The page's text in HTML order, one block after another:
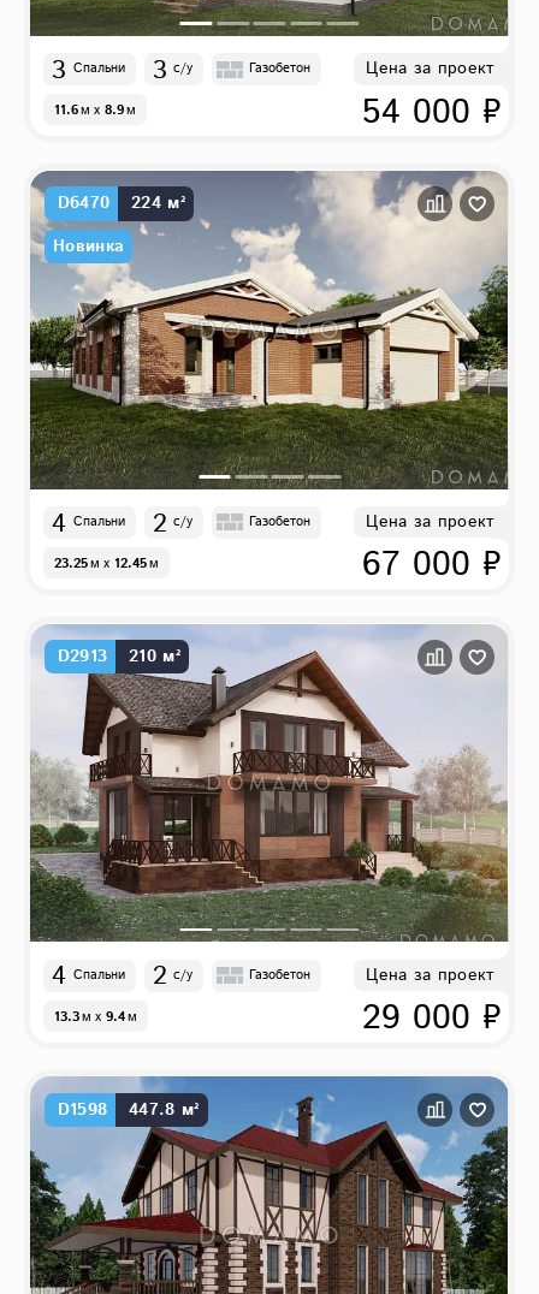
3 Спальни 3 с/у Газобетон
11.6м x 8.9м
Цена за проект
54 000 ₽
D6470
224 м²
Новинка
4 Спальни 2 с/у Газобетон
23.25м x 12.45м
Цена за проект
67 000 ₽
D2913 210 м²
4 Спальни 2 с/у Газобетон
13.3м x 9.4м
Цена за проект
29 000 ₽
D1598 447.8 м²